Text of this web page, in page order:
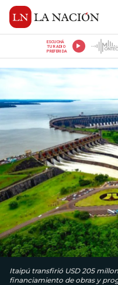
ESCUCHÁ
TU RADIO
PREFERIDA
Itaipú transfirió USD 205
financiamiento de obras y